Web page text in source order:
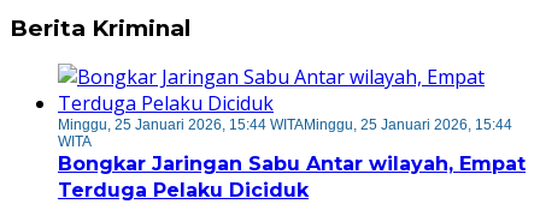
Berita Kriminal
Minggu, 25 Januari 2026, 15:44 WITAMinggu, 25 Januari 2026, 15:44
WITA
Bongkar Jaringan Sabu Antar wilayah, Empat
Terduga Pelaku Diciduk